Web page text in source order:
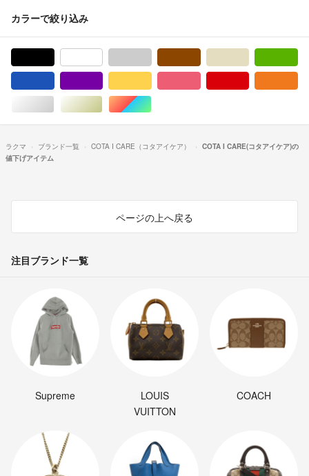
カラーで絞り込み
シルバー/銀色系ゴールド/金色系マルチカラー
ラクマ ブランド一覧 COTA I CARE（コタアイケア）
COTA I CARE(コタアイケア)の
値下げアイテム
ページの上へ戻る
注目ブランド一覧
Supreme
LOUIS
VUITTON
COACH